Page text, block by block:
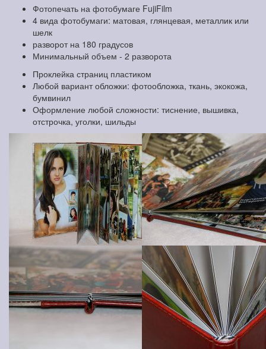
Фотопечать на фотобумаге FujiFilm
4 вида фотобумаги: матовая, глянцевая, металлик или
шелк
разворот на 180 градусов
Минимальный объем - 2 разворота
Проклейка страниц пластиком
Любой вариант обложки: фотообложка, ткань, экокожа,
бумвинил
Оформление любой сложности: тиснение, вышивка,
отстрочка, уголки, шильды